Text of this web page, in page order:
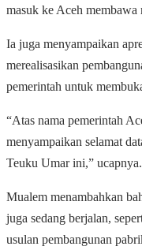
masuk ke Aceh
Ia juga menyampaikan
merealisasikan
pemerintah untuk
“Atas nama pemerintah
menyampaikan selamat
Teuku Umar ini,” ucapnya.
Mualem menambahkan
juga sedang berjalan,
usulan pembangunan